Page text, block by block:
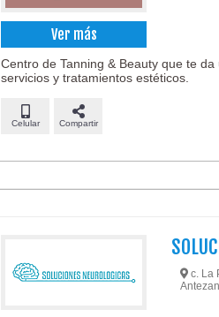
Ver más
Centro de Tanning & Beauty que te
servicios y tratamientos estéticos.
Celular Compartir
c. La